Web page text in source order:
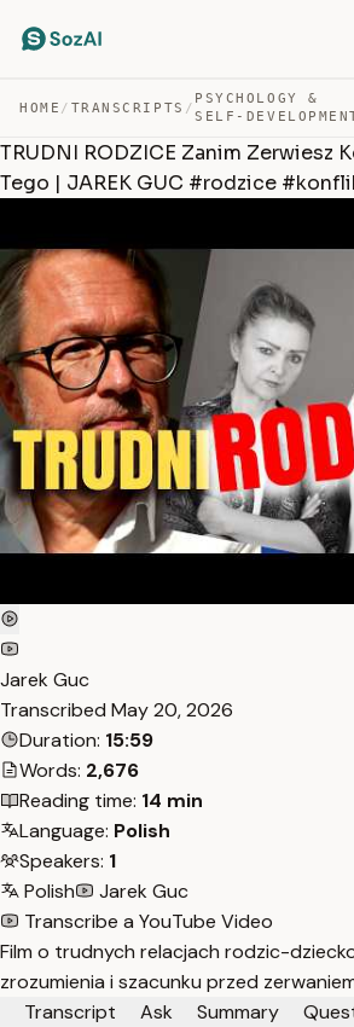
HOME / TRANSCRIPTS /
PSYCHOLOGY &
SELF-
TRUDNI RODZICE Zanim Zerwiesz
Tego | JAREK GUC #rodzice
Jarek Guc
Transcribed May 20, 2026
Duration: 15:59
Words: 2,676
Reading time: 14 min
Language: Polish
Speakers: 1
Polish
Jarek Guc
Transcribe a YouTube Video
Film o trudnych relacjach rodzic-
zrozumienia i szacunku przed
Transcript
Ask Summary